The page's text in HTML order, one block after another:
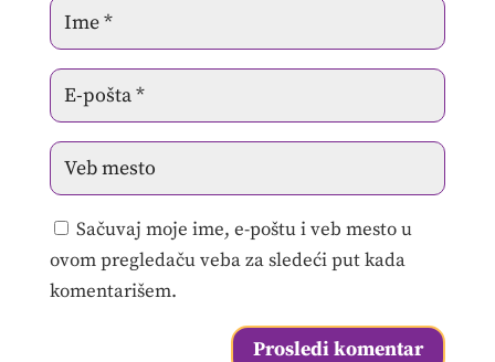
Sačuvaj moje ime, e-poštu i veb mesto u
ovom pregledaču veba za sledeći put kada
komentarišem.